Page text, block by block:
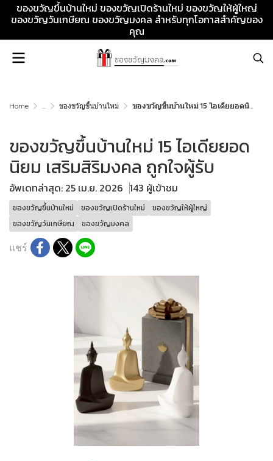
ของขวัญขึ้นบ้านใหม่ ของขวัญเปิดร้านใหม่ ของขวัญให้ผู้ใหญ่
ของขวัญวันเกษียณ ของขวัญมงคล สำหรับทุกโอกาสสำคัญของ
คุณ
Home ... ของขวัญขึ้นบ้านใหม่ ของขวัญขึ้นบ้านใหม่ 15 ไอเดียยอดนิยม เสริมสิริมงคล ถูกใจผู้รับ
ของขวัญขึ้นบ้านใหม่ 15 ไอเดียยอด
นิยม เสริมสิริมงคล ถูกใจผู้รับ
อัพเดทล่าสุด: 25 เม.ย. 2026 143 ผู้เข้าชม
ของขวัญขึ้นบ้านใหม่ ของขวัญเปิดร้านใหม่
ของขวัญให้ผู้ใหญ่
ของขวัญวันเกษียณ
ของขวัญมงคล
แชร์